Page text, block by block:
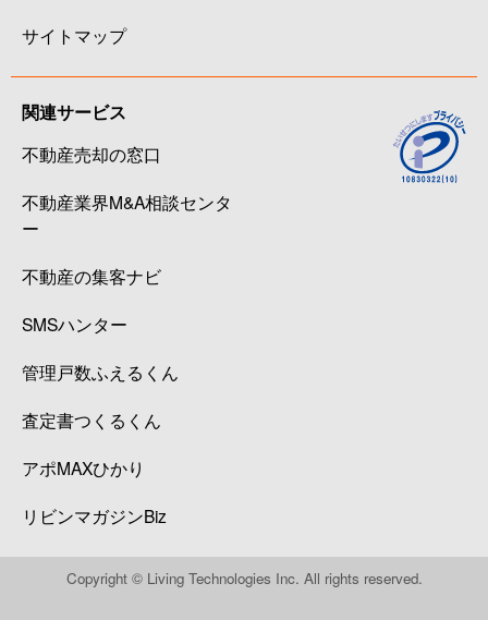
サイトマップ
関連サービス
不動産売却の窓口
不動産業界M&A相談センタ
ー
不動産の集客ナビ
SMSハンター
管理戸数ふえるくん
査定書つくるくん
アポMAXひかり
リビンマガジンBiz
Copyright © Living Technologies Inc. All rights reserved.